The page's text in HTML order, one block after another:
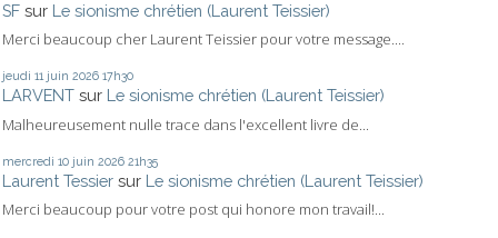
SF sur Le sionisme chrétien (Laurent Teissier)
Merci beaucoup cher Laurent Teissier pour votre message....
jeudi 11 juin 2026 17h30
LARVENT sur Le sionisme chrétien (Laurent Teissier)
Malheureusement nulle trace dans l'excellent livre de...
mercredi 10 juin 2026 21h35
Laurent Tessier sur Le sionisme chrétien (Laurent Teissier)
Merci beaucoup pour votre post qui honore mon travail!...